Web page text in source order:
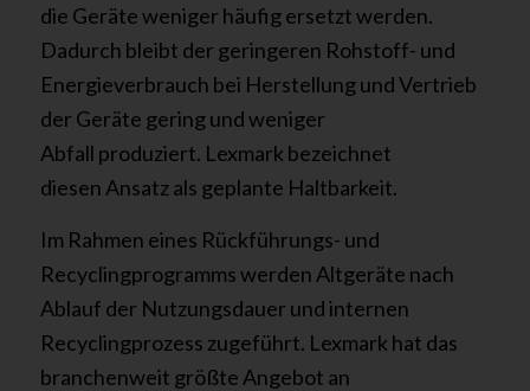
die Geräte weniger häufig ersetzt werden.
Dadurch bleibt dergeringeren Rohstoff- und
Energieverbrauch bei Herstellung und Vertrieb
der Geräte geringundweniger
Abfall produziert. Lexmark bezeichnet
diesen Ansatzals geplante Haltbarkeit.
Im Rahmen eines Rückführungs- und
Recyclingprogrammswerden Altgeräte nach
Ablauf der Nutzungsdauerund internen
Recyclingprozess zugeführt. Lexmark hat das
branchenweit größte Angebot an